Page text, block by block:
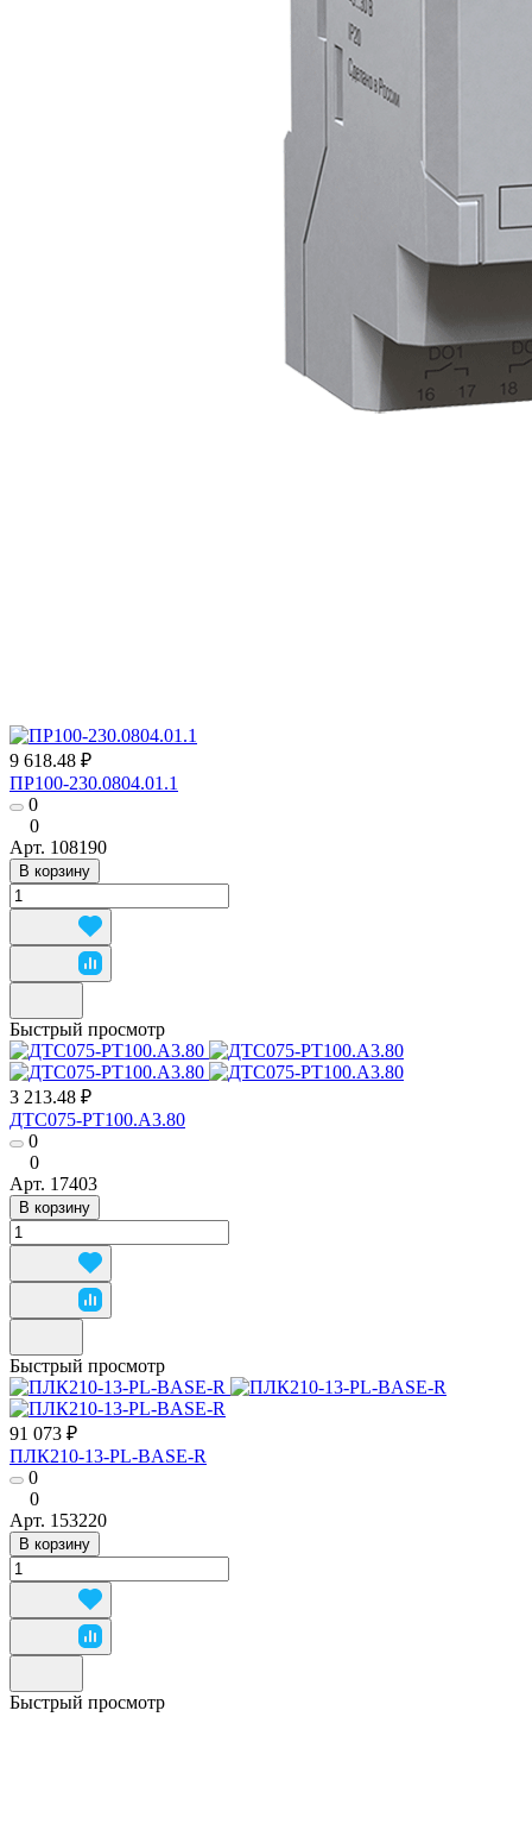
9 618.48 ₽
ПР100-230.0804.01.1
0
0
Арт. 108190
В корзину
Быстрый просмотр
3 213.48 ₽
ДТС075-РТ100.А3.80
0
0
Арт. 17403
В корзину
Быстрый просмотр
91 073 ₽
ПЛК210-13-PL-BASE-R
0
0
Арт. 153220
В корзину
Быстрый просмотр